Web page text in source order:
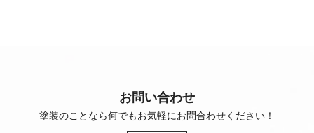
お問い合わせ
塗装のことなら何でもお気軽にお問合わせください！